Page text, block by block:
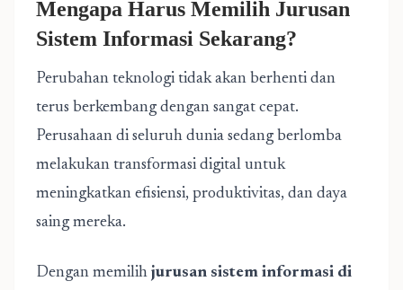
Mengapa Harus Memilih Jurusan
Sistem Informasi Sekarang?
Perubahan teknologi tidak akan berhenti dan
terus berkembang dengan sangat cepat.
Perusahaan di seluruh dunia sedang berlomba
melakukan transformasi digital untuk
meningkatkan efisiensi, produktivitas, dan daya
saing mereka.
Dengan memilih jurusan sistem informasi di